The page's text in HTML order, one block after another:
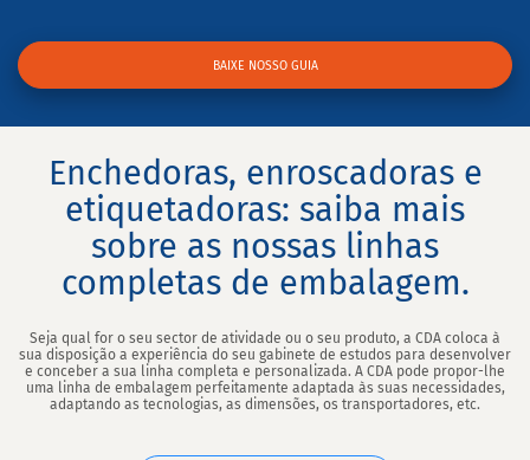
BAIXE NOSSO GUIA
Enchedoras, enroscadoras e
etiquetadoras: saiba mais
sobre as nossas linhas
completas de embalagem.
Seja qual for o seu sector de atividade ou o seu produto, a CDA coloca à
sua disposição a experiência do seu gabinete de estudos para desenvolver
e conceber a sua linha completa e personalizada. A CDA pode propor-lhe
uma linha de embalagem perfeitamente adaptada às suas necessidades,
adaptando as tecnologias, as dimensões, os transportadores, etc.